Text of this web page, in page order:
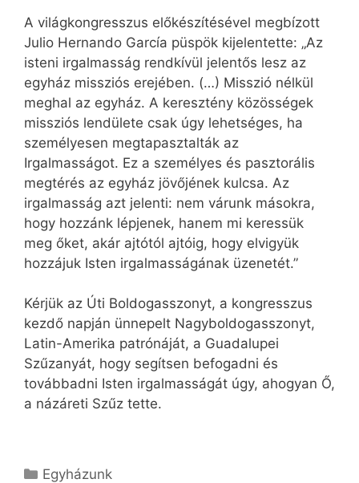
A világkongresszus előkészítésével megbízott
Julio Hernando García püspök kijelentette: „Az
isteni irgalmasság rendkívül jelentős lesz az
egyház missziós erejében. (…) Misszió nélkül
meghal az egyház. A keresztény közösségek
missziós lendülete csak úgy lehetséges, ha
személyesen megtapasztalták az
Irgalmasságot. Ez a személyes és pasztorális
megtérés az egyház jövőjének kulcsa. Az
irgalmasság azt jelenti: nem várunk másokra,
hogy hozzánk lépjenek, hanem mi keressük
meg őket, akár ajtótól ajtóig, hogy elvigyük
hozzájuk Isten irgalmasságának üzenetét.”
Kérjük az Úti Boldogasszonyt, a kongresszus
kezdő napján ünnepelt Nagyboldogasszonyt,
Latin-Amerika patrónáját, a Guadalupei
Szűzanyát, hogy segítsen befogadni és
továbbadni Isten irgalmasságát úgy, ahogyan Ő,
a názáreti Szűz tette.
Kategória
Egyházunk